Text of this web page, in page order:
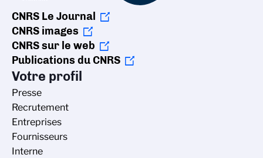
CNRS Le Journal
CNRS images
CNRS sur le web
Publications du CNRS
Votre profil
Presse
Recrutement
Entreprises
Fournisseurs
Interne